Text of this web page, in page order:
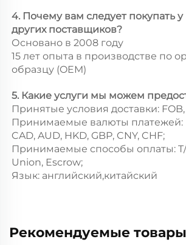
4. Почему вам следует покупать у
других поставщиков?
Основано в 2008 году
15 лет опыта в производстве по
образцу (OEM)
5. Какие услуги мы можем
Принятые условия доставки: FOB,
Принимаемые валюты платежей:
CAD, AUD, HKD, GBP, CNY, CHF;
Принимаемые способы оплаты:
Union, Escrow;
Язык: английский,китайский
Рекомендуемые товары